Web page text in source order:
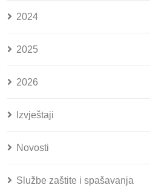
2024
2025
2026
Izvještaji
Novosti
Službe zaštite i spašavanja